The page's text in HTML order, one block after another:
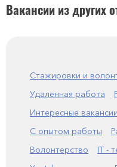
Вакансии из других
Стажировки и
Удаленная работа
Интересные вакансии
С опытом работы
Волонтерство
IT -